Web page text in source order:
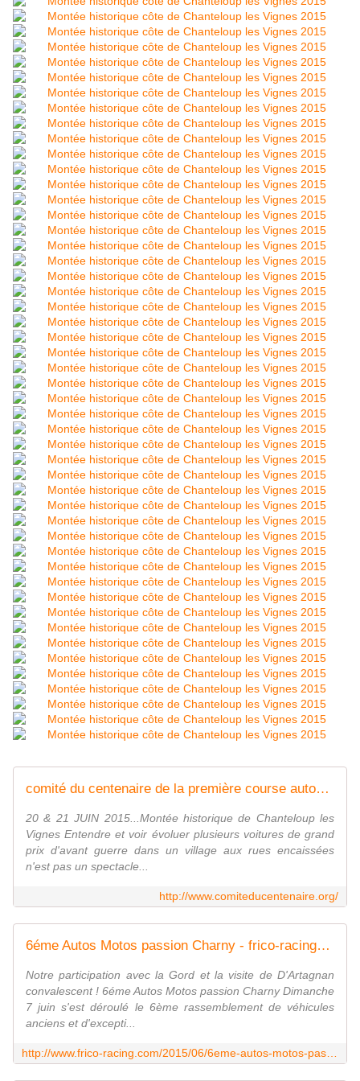
comité du centenaire de la première course automobile du monde à chanteloup les vignes - un événement radiolocale.fr
20 & 21 JUIN 2015...Montée historique de Chanteloup les
Vignes Entendre et voir évoluer plusieurs voitures de grand
prix d'avant guerre dans un village aux rues encaissées
n'est pas un spectacle...
http://www.comiteducentenaire.org/
6éme Autos Motos passion Charny - frico-racing-passion moto
Notre participation avec la Gord et la visite de D'Artagnan
convalescent ! 6éme Autos Motos passion Charny Dimanche
7 juin s'est déroulé le 6ème rassemblement de véhicules
anciens et d'excepti...